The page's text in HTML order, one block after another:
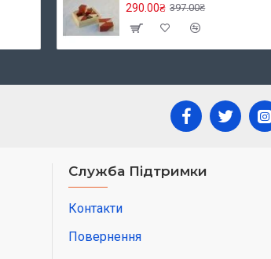
290.00₴ 397.00₴
Служба Підтримки
Контакти
Повернення